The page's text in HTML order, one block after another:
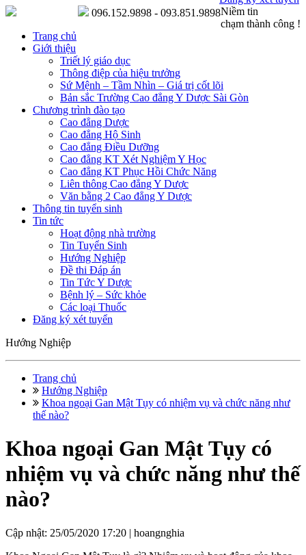
Niềm tin
chạm thành công !
096.152.9898 - 093.851.9898
Trang chủ
Giới thiệu
Triết lý giáo dục
Thông điệp của hiệu trưởng
Sứ Mệnh – Tầm Nhìn – Giá trị cốt lõi
Bản sắc Trường Cao đẳng Y Dược Sài Gòn
Chương trình đào tạo
Cao đẳng Dược
Cao đẳng Hộ Sinh
Cao đẳng Điều Dưỡng
Cao đẳng KT Xét Nghiệm Y Học
Cao đẳng KT Phục Hồi Chức Năng
Liên thông Cao đẳng Y Dược
Văn bằng 2 Cao đẳng Y Dược
Thông tin tuyển sinh
Tin tức
Hoạt động nhà trường
Tin Tuyển Sinh
Hướng Nghiệp
Đề thi Đáp án
Tin Tức Y Dược
Bệnh lý – Sức khỏe
Các loại Thuốc
Đăng ký xét tuyển
Hướng Nghiệp
Trang chủ
Hướng Nghiệp
Khoa ngoại Gan Mật Tụy có nhiệm vụ và chức năng như
thế nào?
Khoa ngoại Gan Mật Tụy có
nhiệm vụ và chức năng như thế
nào?
Cập nhật: 25/05/2020 17:20 | hoangnghia